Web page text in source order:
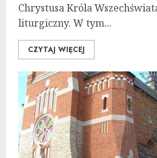
Chrystusa Króla
liturgiczny. W tym...
CZYTAJ WIĘCEJ